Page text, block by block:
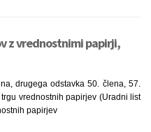
z vrednostnimi papirji,
drugega odstavka 50. člena, 57.
vrednostnih papirjev (Uradni list
papirjev